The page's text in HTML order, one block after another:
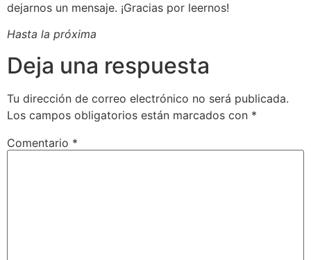
dejarnos un mensaje. ¡Gracias por leernos!
Hasta la próxima
Deja una respuesta
Tu dirección de correo electrónico no será publicada.
Los campos obligatorios están marcados con *
Comentario *